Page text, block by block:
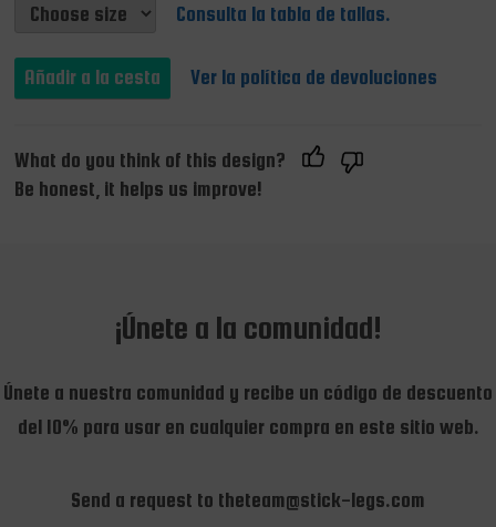
Consulta la tabla de tallas.
Ver la política de devoluciones
What do you think of this design?
Be honest, it helps us improve!
¡Únete a la comunidad!
Únete a nuestra comunidad y recibe un código de descuento
del 10% para usar en cualquier compra en este sitio web.
Send a request to theteam@stick-legs.com